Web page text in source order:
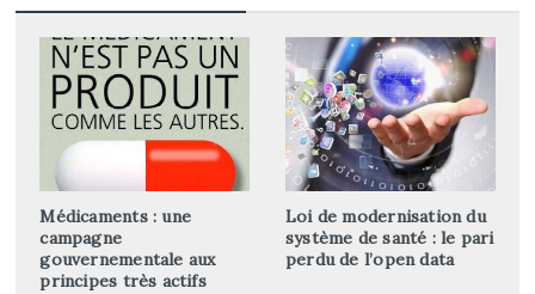
Médicaments : une
campagne
gouvernementale aux
principes très actifs
Loi de modernisation du
système de santé : le pari
perdu de l’open data